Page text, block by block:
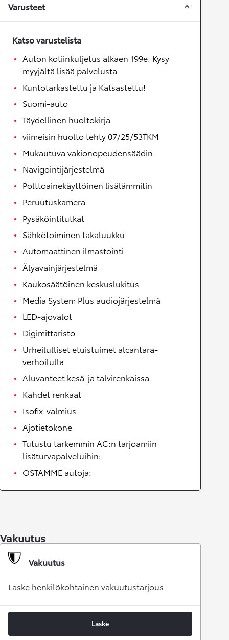
Varusteet
Katso varustelista
Auton kotiinkuljetus alkaen 199e. Kysy
myyjältä lisää palvelusta
Kuntotarkastettu ja Katsastettu!
Suomi-auto
Täydellinen huoltokirja
viimeisin huolto tehty 07/25/53TKM
Mukautuva vakionopeudensäädin
Navigointijärjestelmä
Polttoainekäyttöinen lisälämmitin
Peruutuskamera
Pysäköintitutkat
Sähkötoiminen takaluukku
Automaattinen ilmastointi
Älyavainjärjestelmä
Kaukosäätöinen keskuslukitus
Media System Plus audiojärjestelmä
LED-ajovalot
Digimittaristo
Urheilulliset etuistuimet alcantara-
verhoilulla
Aluvanteet kesä-ja talvirenkaissa
Kahdet renkaat
Isofix-valmius
Ajotietokone
Tutustu tarkemmin AC:n tarjoamiin
lisäturvapalveluihin:
OSTAMME autoja:
Vakuutus
Vakuutus
Laske henkilökohtainen vakuutustarjous
Laske